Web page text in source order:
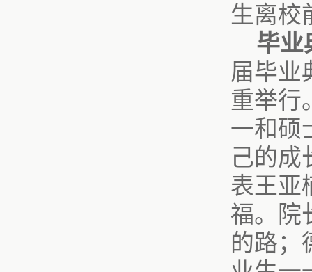
生离校
毕业
届毕业
重举行
一和硕
己的成
表王亚
福。院
的路；